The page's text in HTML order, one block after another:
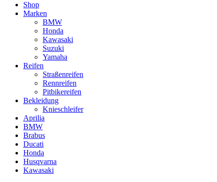
Shop
Marken
BMW
Honda
Kawasaki
Suzuki
Yamaha
Reifen
Straßenreifen
Rennreifen
Pitbikereifen
Bekleidung
Knieschleifer
Aprilia
BMW
Brabus
Ducati
Honda
Husqvarna
Kawasaki